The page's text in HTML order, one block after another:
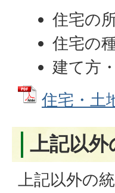
住宅の
住宅の
建て方
住宅・土
上記以
上記以外の